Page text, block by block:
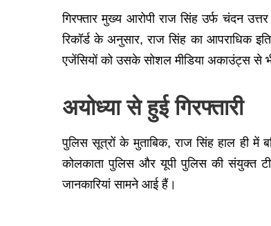
गिरफ्तार मुख्य आरोपी राज सिंह उर्फ चंदन
रिकॉर्ड के अनुसार, राज सिंह का आपराधिक
एजेंसियों को उसके सोशल मीडिया अकाउंट्स से
अयोध्या से हुई गिरफ्तारी
पुलिस सूत्रों के मुताबिक, राज सिंह हाल ही में
कोलकाता पुलिस और यूपी पुलिस की संयुक्त
जानकारियां सामने आई हैं।